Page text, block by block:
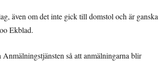
även om det inte gick till domstol och är ganska
Ekblad.
så att anmälningarna blir